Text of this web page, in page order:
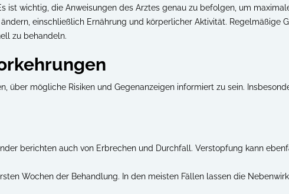
ist wichtig, die Anweisungen des Arztes genau zu befolgen, um
einschließlich Ernährung und körperlicher Aktivität. Regelmäßige
zu behandeln.
über mögliche Risiken und Gegenanzeigen informiert zu sein.
berichten auch von Erbrechen und Durchfall. Verstopfung kann
Wochen der Behandlung. In den meisten Fällen lassen die